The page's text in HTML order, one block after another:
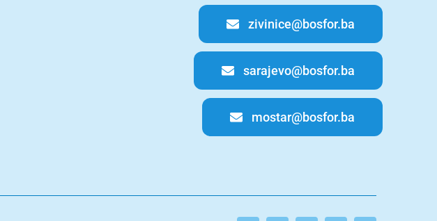
zivinice@bosfor.ba
sarajevo@bosfor.ba
mostar@bosfor.ba